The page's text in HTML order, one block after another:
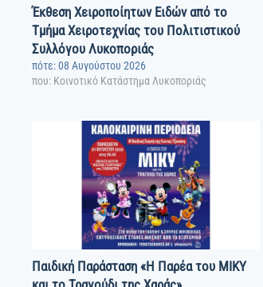
Έκθεση Χειροποίητων Ειδών από το
Τμήμα Χειροτεχνίας του Πολιτιστικού
Συλλόγου Λυκοποριάς
πότε: 08 Αυγούστου 2026
που: Κοινοτικό Κατάστημα Λυκοποριάς
Παιδική Παράσταση «Η Παρέα του ΜΙΚΥ